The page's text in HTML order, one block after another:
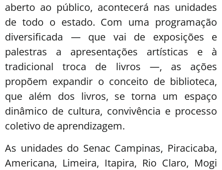
aberto ao público, acontecerá nas unidades
de todo o estado. Com uma programação
diversificada — que vai de exposições e
palestras a apresentações artísticas e à
tradicional troca de livros —, as ações
propõem expandir o conceito de biblioteca,
que além dos livros, se torna um espaço
dinâmico de cultura, convivência e processo
coletivo de aprendizagem.
As unidades do Senac Campinas, Piracicaba,
Americana, Limeira, Itapira, Rio Claro, Mogi